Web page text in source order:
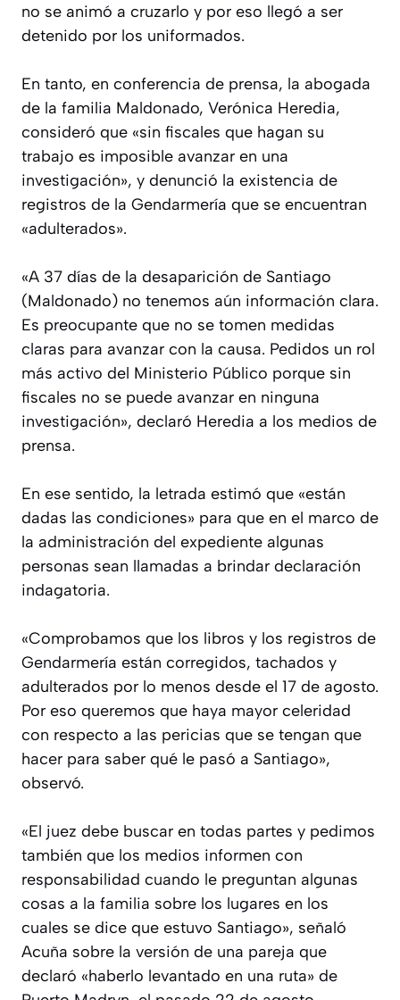
no se animó a cruzarlo y por eso llegó a ser
detenido por los uniformados.
En tanto, en conferencia de prensa, la abogada
de la familia Maldonado, Verónica Heredia,
consideró que «sin fiscales que hagan su
trabajo es imposible avanzar en una
investigación», y denunció la existencia de
registros de la Gendarmería que se encuentran
«adulterados».
«A 37 días de la desaparición de Santiago
(Maldonado) no tenemos aún información clara.
Es preocupante que no se tomen medidas
claras para avanzar con la causa. Pedidos un rol
más activo del Ministerio Público porque sin
fiscales no se puede avanzar en ninguna
investigación», declaró Heredia a los medios de
prensa.
En ese sentido, la letrada estimó que «están
dadas las condiciones» para que en el marco de
la administración del expediente algunas
personas sean llamadas a brindar declaración
indagatoria.
«Comprobamos que los libros y los registros de
Gendarmería están corregidos, tachados y
adulterados por lo menos desde el 17 de agosto.
Por eso queremos que haya mayor celeridad
con respecto a las pericias que se tengan que
hacer para saber qué le pasó a Santiago»,
observó.
«El juez debe buscar en todas partes y pedimos
también que los medios informen con
responsabilidad cuando le preguntan algunas
cosas a la familia sobre los lugares en los
cuales se dice que estuvo Santiago», señaló
Acuña sobre la versión de una pareja que
declaró «haberlo levantado en una ruta» de